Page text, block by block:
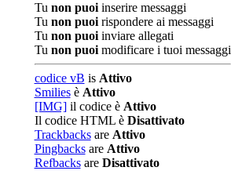
Tu non puoiinserire messaggi
Tu non puoirispondere ai messaggi
Tu non puoiinviare allegati
Tu non puoimodificare i tuoi messaggi
codice vB is Attivo
Smiliesè Attivo
[IMG]il codice è Attivo
Il codice HTML è Disattivato
Trackbacksare Attivo
Pingbacksare Attivo
Refbacksare Disattivato